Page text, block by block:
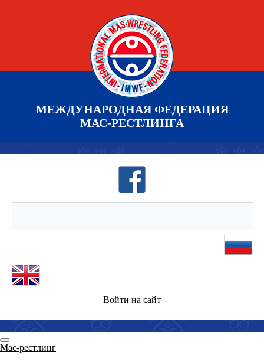
МЕЖДУНАРОДНАЯ ФЕДЕРАЦИЯ
МАС-РЕСТЛИНГА
Войти на сайт
Мас-рестлинг